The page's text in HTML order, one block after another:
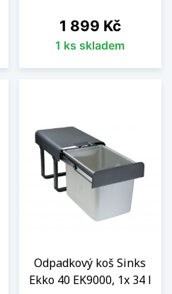
Cena
1 899 Kč
1 ks skladem
Odpadkový koš Sinks
Ekko 40 EK9000, 1x 34 l